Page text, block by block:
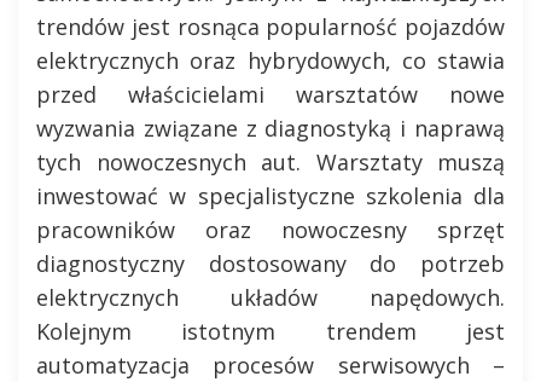
trendów jest rosnąca popularność pojazdów
elektrycznych oraz hybrydowych, co stawia
przed właścicielami warsztatów nowe
wyzwania związane z diagnostyką i naprawą
tych nowoczesnych aut. Warsztaty muszą
inwestować w specjalistyczne szkolenia dla
pracowników oraz nowoczesny sprzęt
diagnostyczny dostosowany do potrzeb
elektrycznych układów napędowych.
Kolejnym istotnym trendem jest
automatyzacja procesów serwisowych –